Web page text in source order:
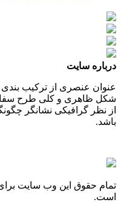
درباره سایت
عنوان عنصری از ترکیب بندی
شکل ظاهری و کلی طرح
از نظر گرافیکی نشانگر
باشد.
تمام حقوق این وب سایت
است.